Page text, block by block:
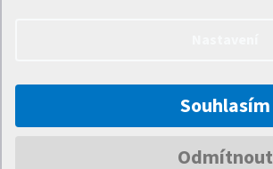
Odmítnout
Souhlasím